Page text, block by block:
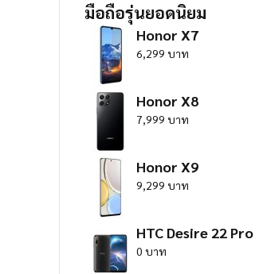
มือถือรุ่นยอดนิยม
Honor X7
6,299 บาท
Honor X8
7,999 บาท
Honor X9
9,299 บาท
HTC Desire 22 Pro
0 บาท